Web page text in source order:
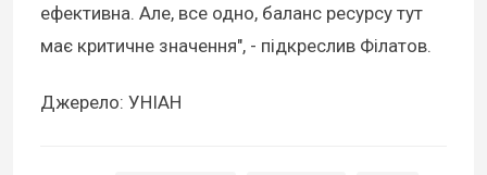
ефективна. Але, все одно, баланс ресурсу тут
має критичне значення", - підкреслив Філатов.
Джерело: УНІАН